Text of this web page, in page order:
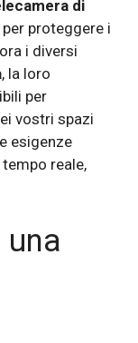
di
proteggere i
i diversi
, la loro
per
vostri spazi
esigenze
reale,